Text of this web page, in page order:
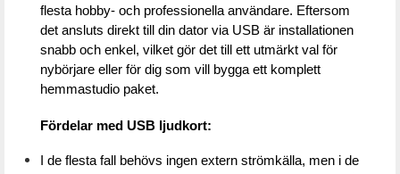
flesta hobby- och professionella användare. Eftersom
det ansluts direkt till din dator via USB är installationen
snabb och enkel, vilket gör det till ett utmärkt val för
nybörjare eller för dig som vill bygga ett komplett
hemmastudio paket.
Fördelar med USB ljudkort:
I de flesta fall behövs ingen extern strömkälla, men i de